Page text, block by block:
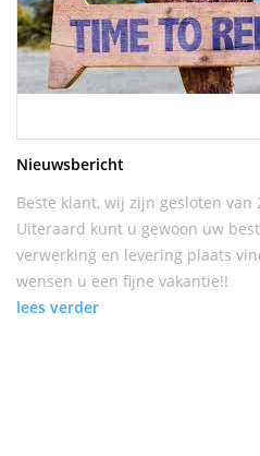
Nieuwsbericht
Beste klant, wij zijn gesloten van
Uiteraard kunt u gewoon uw
verwerking en levering plaats
wensen u een fijne vakantie!!
lees verder